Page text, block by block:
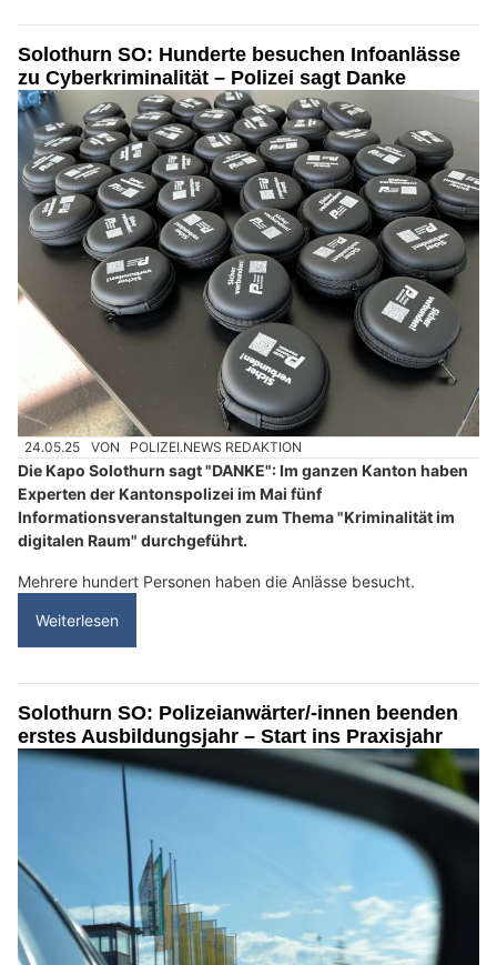
Solothurn SO: Hunderte besuchen Infoanlässe
zu Cyberkriminalität – Polizei sagt Danke
24.05.25 VON POLIZEI.NEWS REDAKTION
Die Kapo Solothurn sagt "DANKE": Im ganzen Kanton haben
Experten der Kantonspolizei im Mai fünf
Informationsveranstaltungen zum Thema "Kriminalität im
digitalen Raum" durchgeführt.
Mehrere hundert Personen haben die Anlässe besucht.
Weiterlesen
Solothurn SO: Polizeianwärter/-innen beenden
erstes Ausbildungsjahr – Start ins Praxisjahr